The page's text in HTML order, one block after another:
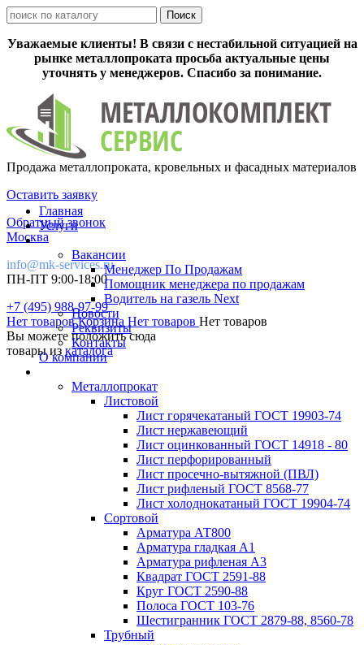
Уважаемые клиенты! В связи с нестабильной ситуацией на
рынке металлопроката просьба актуальные цены
уточнять у менеджеров. Спасибо за понимание.
Продажа металлопроката, кровельных и фасадных материалов
Оставить заявку
Обратный звонок
Москва
info@mk-services.ru
ПН-ПТ 9:00-18:00
+7 (495) 988-97-99
Нет товаровКорзина Нет товаров Нет товаров
Вы можете положить сюда
товары из каталога
Главная
Услуги
Вакансии
Менеджер По Продажам
Помощник менеджера по продажам
Водитель на газель Next
Новости
Реквизиты
Контакты
О компании
Металлопрокат
Листовой
Лист горячекатаный ГОСТ 19903-74
Лист нержавеющий
Лист оцинкованный ГОСТ 14918 - 80
Лист перфорированный
Лист просечно-вытяжной (ПВЛ)
Лист рифленый ГОСТ 8568-77
Лист холоднокатаный ГОСТ 19904-74
Сортовой
Арматура АТ800
Арматура гладкая А1
Арматура рифленая А3
Квадрат ГОСТ 2591-88
Круг ГОСТ 2590-88
Полоса ГОСТ 103-76
Шестигранник ГОСТ 2879-88, 8560-78
Трубный